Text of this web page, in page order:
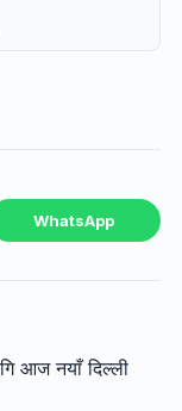
WhatsApp
आज नयाँ दिल्ली